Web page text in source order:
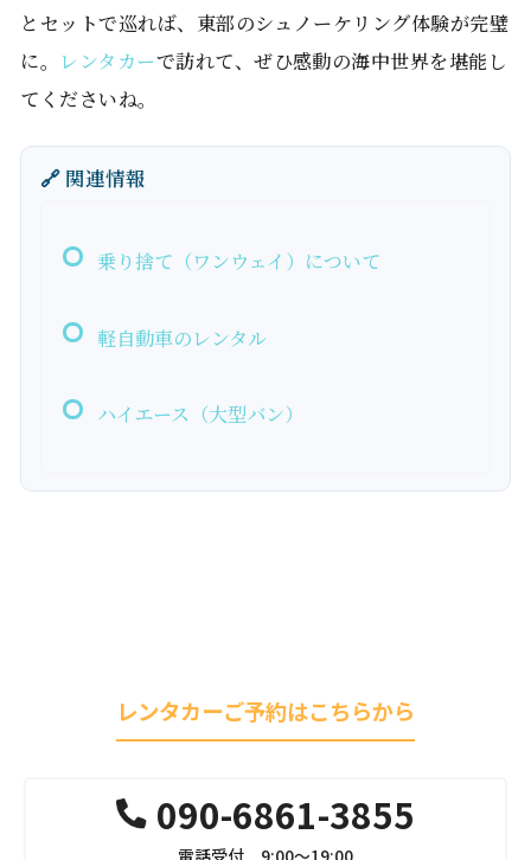
とセットで巡れば、東部のシュノーケリング体験が完璧
に。 レンタカーで訪れて、ぜひ感動の海中世界を堪能し
てくださいね。
🔗 関連情報
乗り捨て（ワンウェイ）について
軽自動車のレンタル
ハイエース（大型バン）
レンタカーご予約はこちらから
090-6861-3855